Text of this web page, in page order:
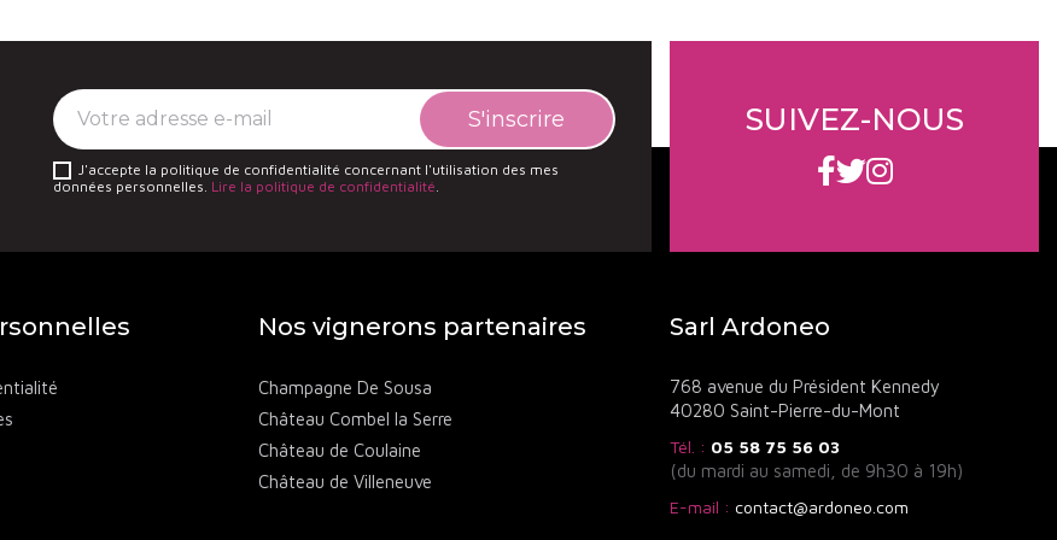
J'accepte la politique de confidentialité concernant l'utilisation des mes
données personnelles. Lire la politique de confidentialité.
SUIVEZ-NOUS
Nos vignerons partenaires
Champagne De Sousa
Château Combel la Serre
Château de Coulaine
Château de Villeneuve
Sarl Ardoneo
768 avenue du Président Kennedy
40280 Saint-Pierre-du-Mont
Tél. : 05 58 75 56 03
(du mardi au samedi, de 9h30 à 19h)
E-mail : contact@ardoneo.com